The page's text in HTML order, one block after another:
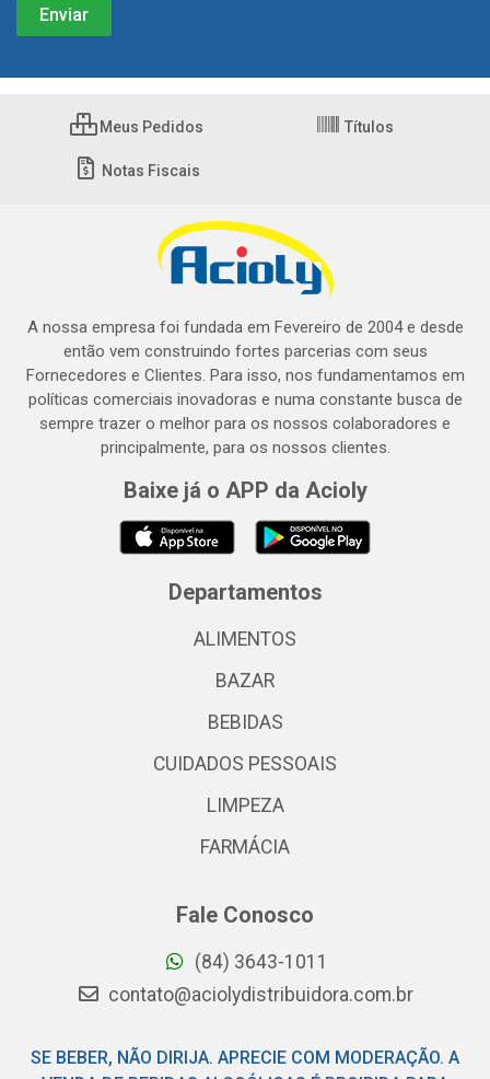
Meus Pedidos Títulos
Notas Fiscais
A nossa empresa foi fundada em Fevereiro de 2004 e desde
então vem construindo fortes parcerias com seus
Fornecedores e Clientes. Para isso, nos fundamentamos em
políticas comerciais inovadoras e numa constante busca de
sempre trazer o melhor para os nossos colaboradores e
principalmente, para os nossos clientes.
Baixe já o APP da Acioly
Departamentos
ALIMENTOS
BAZAR
BEBIDAS
CUIDADOS PESSOAIS
LIMPEZA
FARMÁCIA
Fale Conosco
(84) 3643-1011
contato@aciolydistribuidora.com.br
SE BEBER, NÃO DIRIJA. APRECIE COM MODERAÇÃO. A